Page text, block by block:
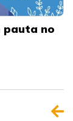
pauta no